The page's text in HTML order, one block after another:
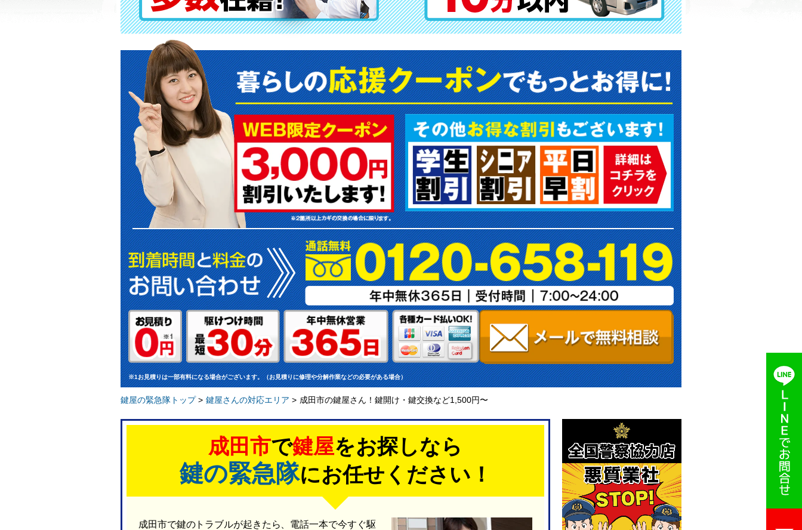
※1お見積りは一部有料になる場合がございます。（お見積りに修理や分解作業などの必要がある場合）
鍵屋の緊急隊トップ> 鍵屋さんの対応エリア > 成田市の鍵屋さん！鍵開け・鍵交換など1,500円〜
成田市で鍵屋をお探しなら
鍵の緊急隊にお任せください！
成田市で鍵のトラブルが起きたら、電話一本で今すぐ駆